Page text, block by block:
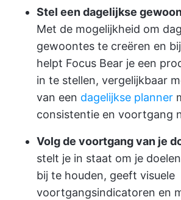
Stel een dagelijkse
Met de mogelijkheid om
gewoontes te creëren en
helpt Focus Bear je een
in te stellen, vergelijkbaar
van een dagelijkse planner
consistentie en voortgang
Volg de voortgang van je
stelt je in staat om je
bij te houden, geeft visuele
voortgangsindicatoren en